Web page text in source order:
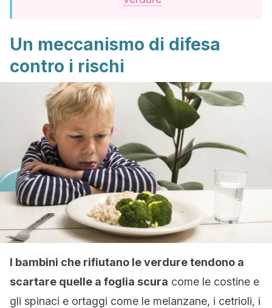
Un meccanismo di difesa
contro i rischi
I bambini che rifiutano le verdure tendono a
scartare quelle a foglia scura come le costine e
gli spinaci e ortaggi come le melanzane, i cetrioli, i